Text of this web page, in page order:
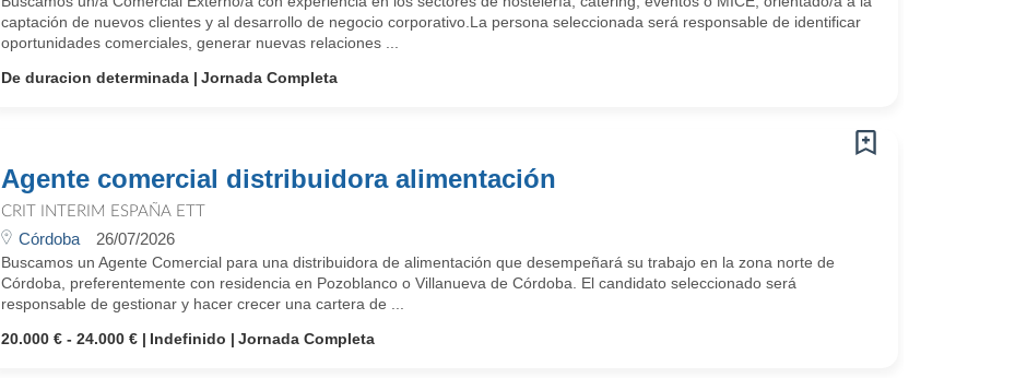
captación de nuevos clientes y al desarrollo de negocio corporativo.La persona seleccionada será responsable de identificar
oportunidades comerciales, generar nuevas relaciones ...
De duracion determinada
Jornada Completa
Agente comercial distribuidora alimentación
CRIT INTERIM ESPAÑA ETT
Córdoba 26/07/2026
Buscamos un Agente Comercial para una distribuidora de alimentación que desempeñará su trabajo en la zona norte de
Córdoba, preferentemente con residencia en Pozoblanco o Villanueva de Córdoba. El candidato seleccionado será
responsable de gestionar y hacer crecer una cartera de ...
20.000 € - 24.000 €
Indefinido Jornada Completa